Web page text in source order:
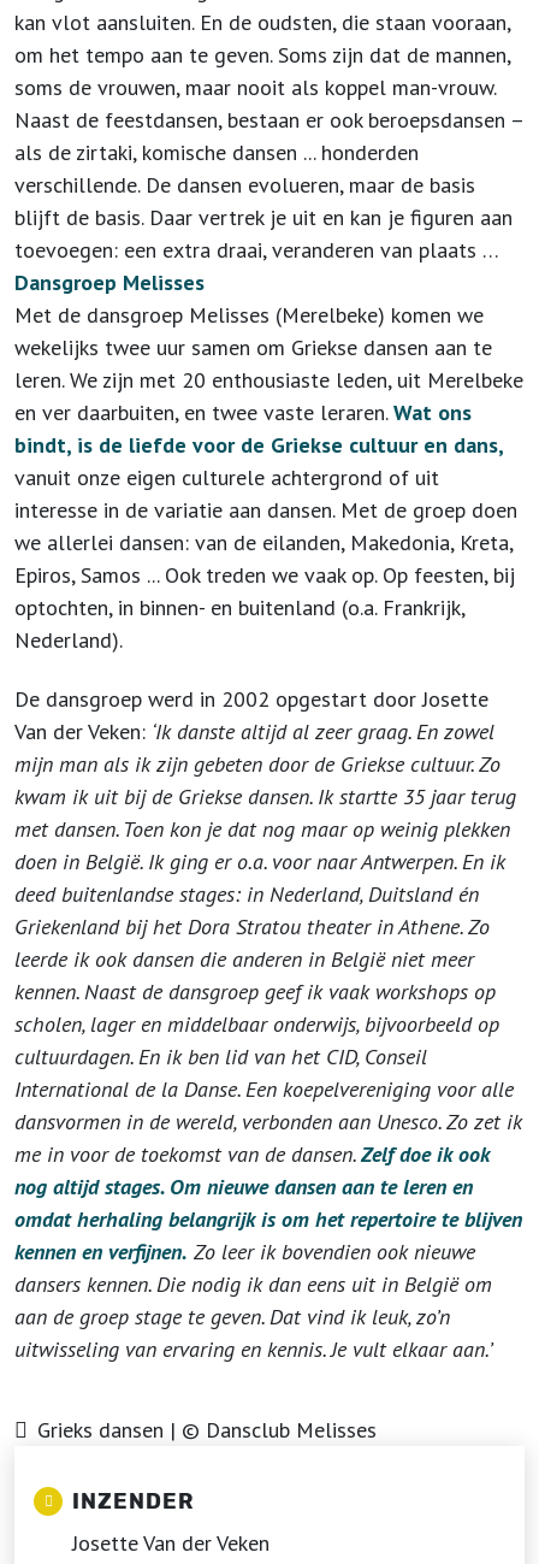
kan vlot aansluiten. En de oudsten, die staan vooraan,
om het tempo aan te geven. Soms zijn dat de mannen,
soms de vrouwen, maar nooit als koppel man-vrouw.
Naast de feestdansen, bestaan er ook beroepsdansen –
als de zirtaki, komische dansen ... honderden
verschillende. De dansen evolueren, maar de basis
blijft de basis. Daar vertrek je uit en kan je figuren aan
toevoegen: een extra draai, veranderen van plaats …
Dansgroep Melisses
Met de dansgroep Melisses (Merelbeke) komen we
wekelijks twee uur samen om Griekse dansen aan te
leren. We zijn met 20 enthousiaste leden, uit Merelbeke
en ver daarbuiten, en twee vaste leraren.Wat ons
bindt, is de liefde voor de Griekse cultuur en dans,
vanuit onze eigen culturele achtergrond of uit
interesse in de variatie aan dansen. Met de groep doen
we allerlei dansen: van de eilanden, Makedonia, Kreta,
Epiros, Samos ... Ook treden we vaak op. Op feesten, bij
optochten, in binnen- en buitenland (o.a. Frankrijk,
Nederland).
De dansgroep werd in 2002 opgestart door Josette
Van der Veken: ‘Ik danste altijd al zeer graag. En zowel
mijn man als ik zijn gebeten door de Griekse cultuur. Zo
kwam ik uit bij de Griekse dansen. Ik startte 35 jaar terug
met dansen. Toen kon je dat nog maar op weinig plekken
doen in België. Ik ging er o.a. voor naar Antwerpen. En ik
deed buitenlandse stages: in Nederland, Duitsland én
Griekenland bij het Dora Stratou theater in Athene. Zo
leerde ik ook dansen die anderen in België niet meer
kennen. Naast de dansgroep geef ik vaak workshops op
scholen, lager en middelbaar onderwijs, bijvoorbeeld op
cultuurdagen. En ik ben lid van het CID, Conseil
International de la Danse. Een koepelvereniging voor alle
dansvormen in de wereld, verbonden aan Unesco. Zo zet ik
me in voor de toekomst van de dansen.Zelf doe ik ook
nog altijd stages. Om nieuwe dansen aan te leren en
omdat herhaling belangrijk is om het repertoire te blijven
kennen en verfijnen. Zo leer ik bovendien ook nieuwe
dansers kennen. Die nodig ik dan eens uit in België om
aan de groep stage te geven. Dat vind ik leuk, zo’n
uitwisseling van ervaring en kennis. Je vult elkaar aan.’
Grieks dansen | © Dansclub Melisses
INZENDER
Josette Van der Veken